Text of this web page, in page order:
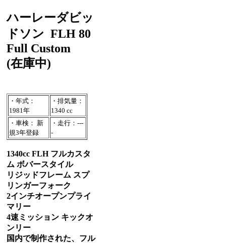
ハーレーダビッ
ドソン FLH 80
Full Custom
(在庫中)
・年式：
1981年
・排気量：
1340 cc
・車検： 新
規3年登録
・走行：---
-
1340cc FLH フルカスタ
ム ボバースタイル
リジッドフレーム スプ
リンガーフォーク
2インチオープンプライ
マリー
4速ミッション キックオ
ンリー
国内で制作された、フル